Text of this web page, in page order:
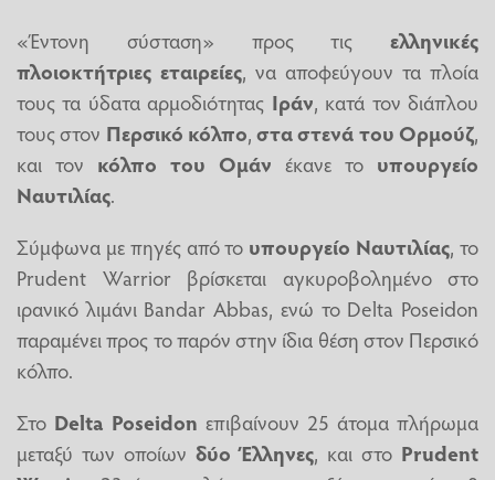
«Έντονη σύσταση» προς τις ελληνικές
πλοιοκτήτριες εταιρείες, να αποφεύγουν τα πλοία
τους τα ύδατα αρμοδιότητας Ιράν, κατά τον διάπλου
τους στον Περσικό κόλπο,στα στενά του Ορμούζ,
και τον κόλπο του Ομάν έκανε το υπουργείο
Ναυτιλίας.
Σύμφωνα με πηγές από το υπουργείο Ναυτιλίας, το
Prudent Warrior βρίσκεται αγκυροβολημένο στο
ιρανικό λιμάνι Bandar Abbas, ενώ το Delta Poseidon
παραμένει προς το παρόν στην ίδια θέση στον Περσικό
κόλπο.
Στο Delta Poseidon επιβαίνουν 25 άτομα πλήρωμα
μεταξύ των οποίων δύο Έλληνες, και στο Prudent